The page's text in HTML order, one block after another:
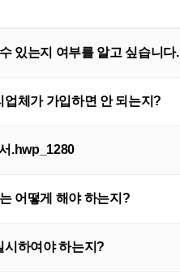
있는지 여부를 알고 싶습니다.
체가 가입하면 안 되는지?
.hwp_1280
어떻게 해야 하는지?
시하여야 하는지?